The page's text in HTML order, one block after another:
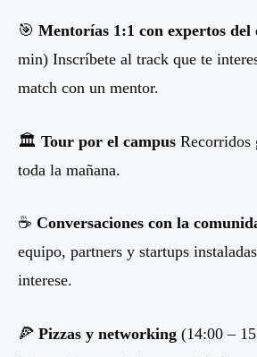
🎯 Mentorías 1:1 con expertos del
min) Inscríbete al track que te
match con un mentor.
🏛 Tour por el campus Recorridos
toda la mañana.
☕ Conversaciones con la
equipo, partners y startups
interese.
🍕 Pizzas y networking (14:00 –